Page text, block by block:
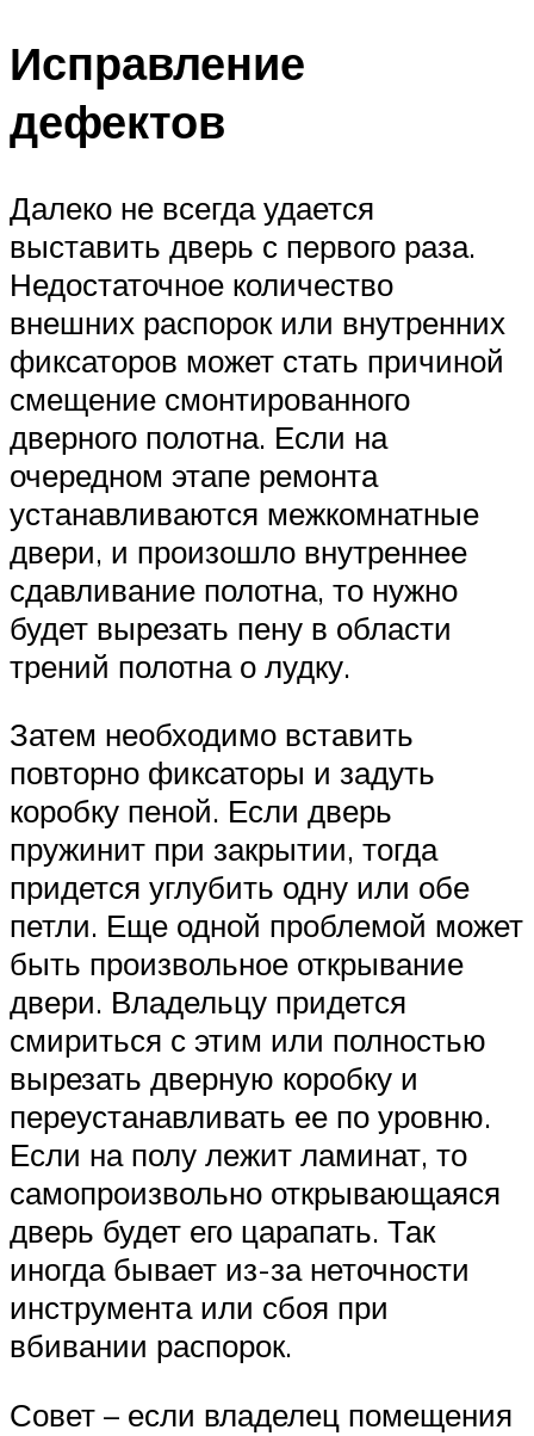
Исправление
дефектов
Далеко не всегда удается
выставить дверь с первого раза.
Недостаточное количество
внешних распорок или внутренних
фиксаторов может стать причиной
смещение смонтированного
дверного полотна. Если на
очередном этапе ремонта
устанавливаются межкомнатные
двери, и произошло внутреннее
сдавливание полотна, то нужно
будет вырезать пену в области
трений полотна о лудку.
Затем необходимо вставить
повторно фиксаторы и задуть
коробку пеной. Если дверь
пружинит при закрытии, тогда
придется углубить одну или обе
петли. Еще одной проблемой может
быть произвольное открывание
двери. Владельцу придется
смириться с этим или полностью
вырезать дверную коробку и
переустанавливать ее по уровню.
Если на полу лежит ламинат, то
самопроизвольно открывающаяся
дверь будет его царапать. Так
иногда бывает из-за неточности
инструмента или сбоя при
вбивании распорок.
Совет – если владелец помещения